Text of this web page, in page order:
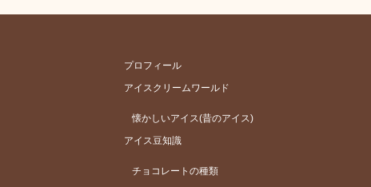
プロフィール
アイスクリームワールド
懐かしいアイス(昔のアイス)
アイス豆知識
チョコレートの種類